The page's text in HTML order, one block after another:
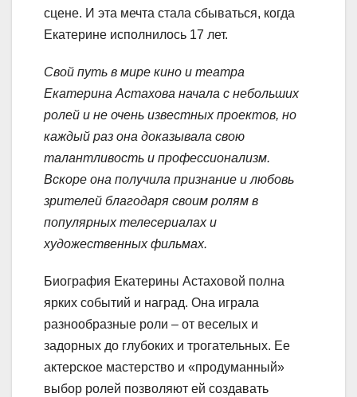
сцене. И эта мечта стала сбываться, когда
Екатерине исполнилось 17 лет.
Свой путь в мире кино и театра
Екатерина Астахова начала с небольших
ролей и не очень известных проектов, но
каждый раз она доказывала свою
талантливость и профессионализм.
Вскоре она получила признание и любовь
зрителей благодаря своим ролям в
популярных телесериалах и
художественных фильмах.
Биография Екатерины Астаховой полна
ярких событий и наград. Она играла
разнообразные роли – от веселых и
задорных до глубоких и трогательных. Ее
актерское мастерство и «продуманный»
выбор ролей позволяют ей создавать